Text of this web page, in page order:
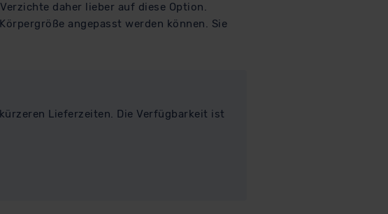
daher lieber auf diese Option.
angepasst werden können. Sie
Lieferzeiten. Die Verfügbarkeit ist